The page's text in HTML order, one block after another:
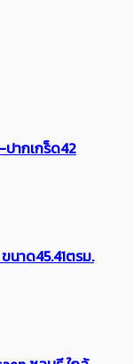
ากเกร็ด42
นาด45.41ตรม.